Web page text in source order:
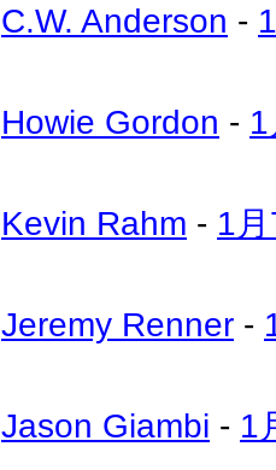
C.W. Anderson -
Howie Gordon -
Kevin Rahm - 1
Jeremy Renner -
Jason Giambi - 1